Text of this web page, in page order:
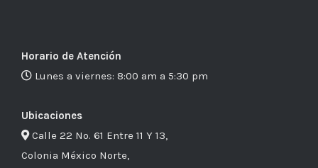
Horario de Atención
Lunes a viernes: 8:00 am a 5:30 pm
Ubicaciones
Calle 22 No. 61 Entre 11 Y 13,
Colonia México Norte,